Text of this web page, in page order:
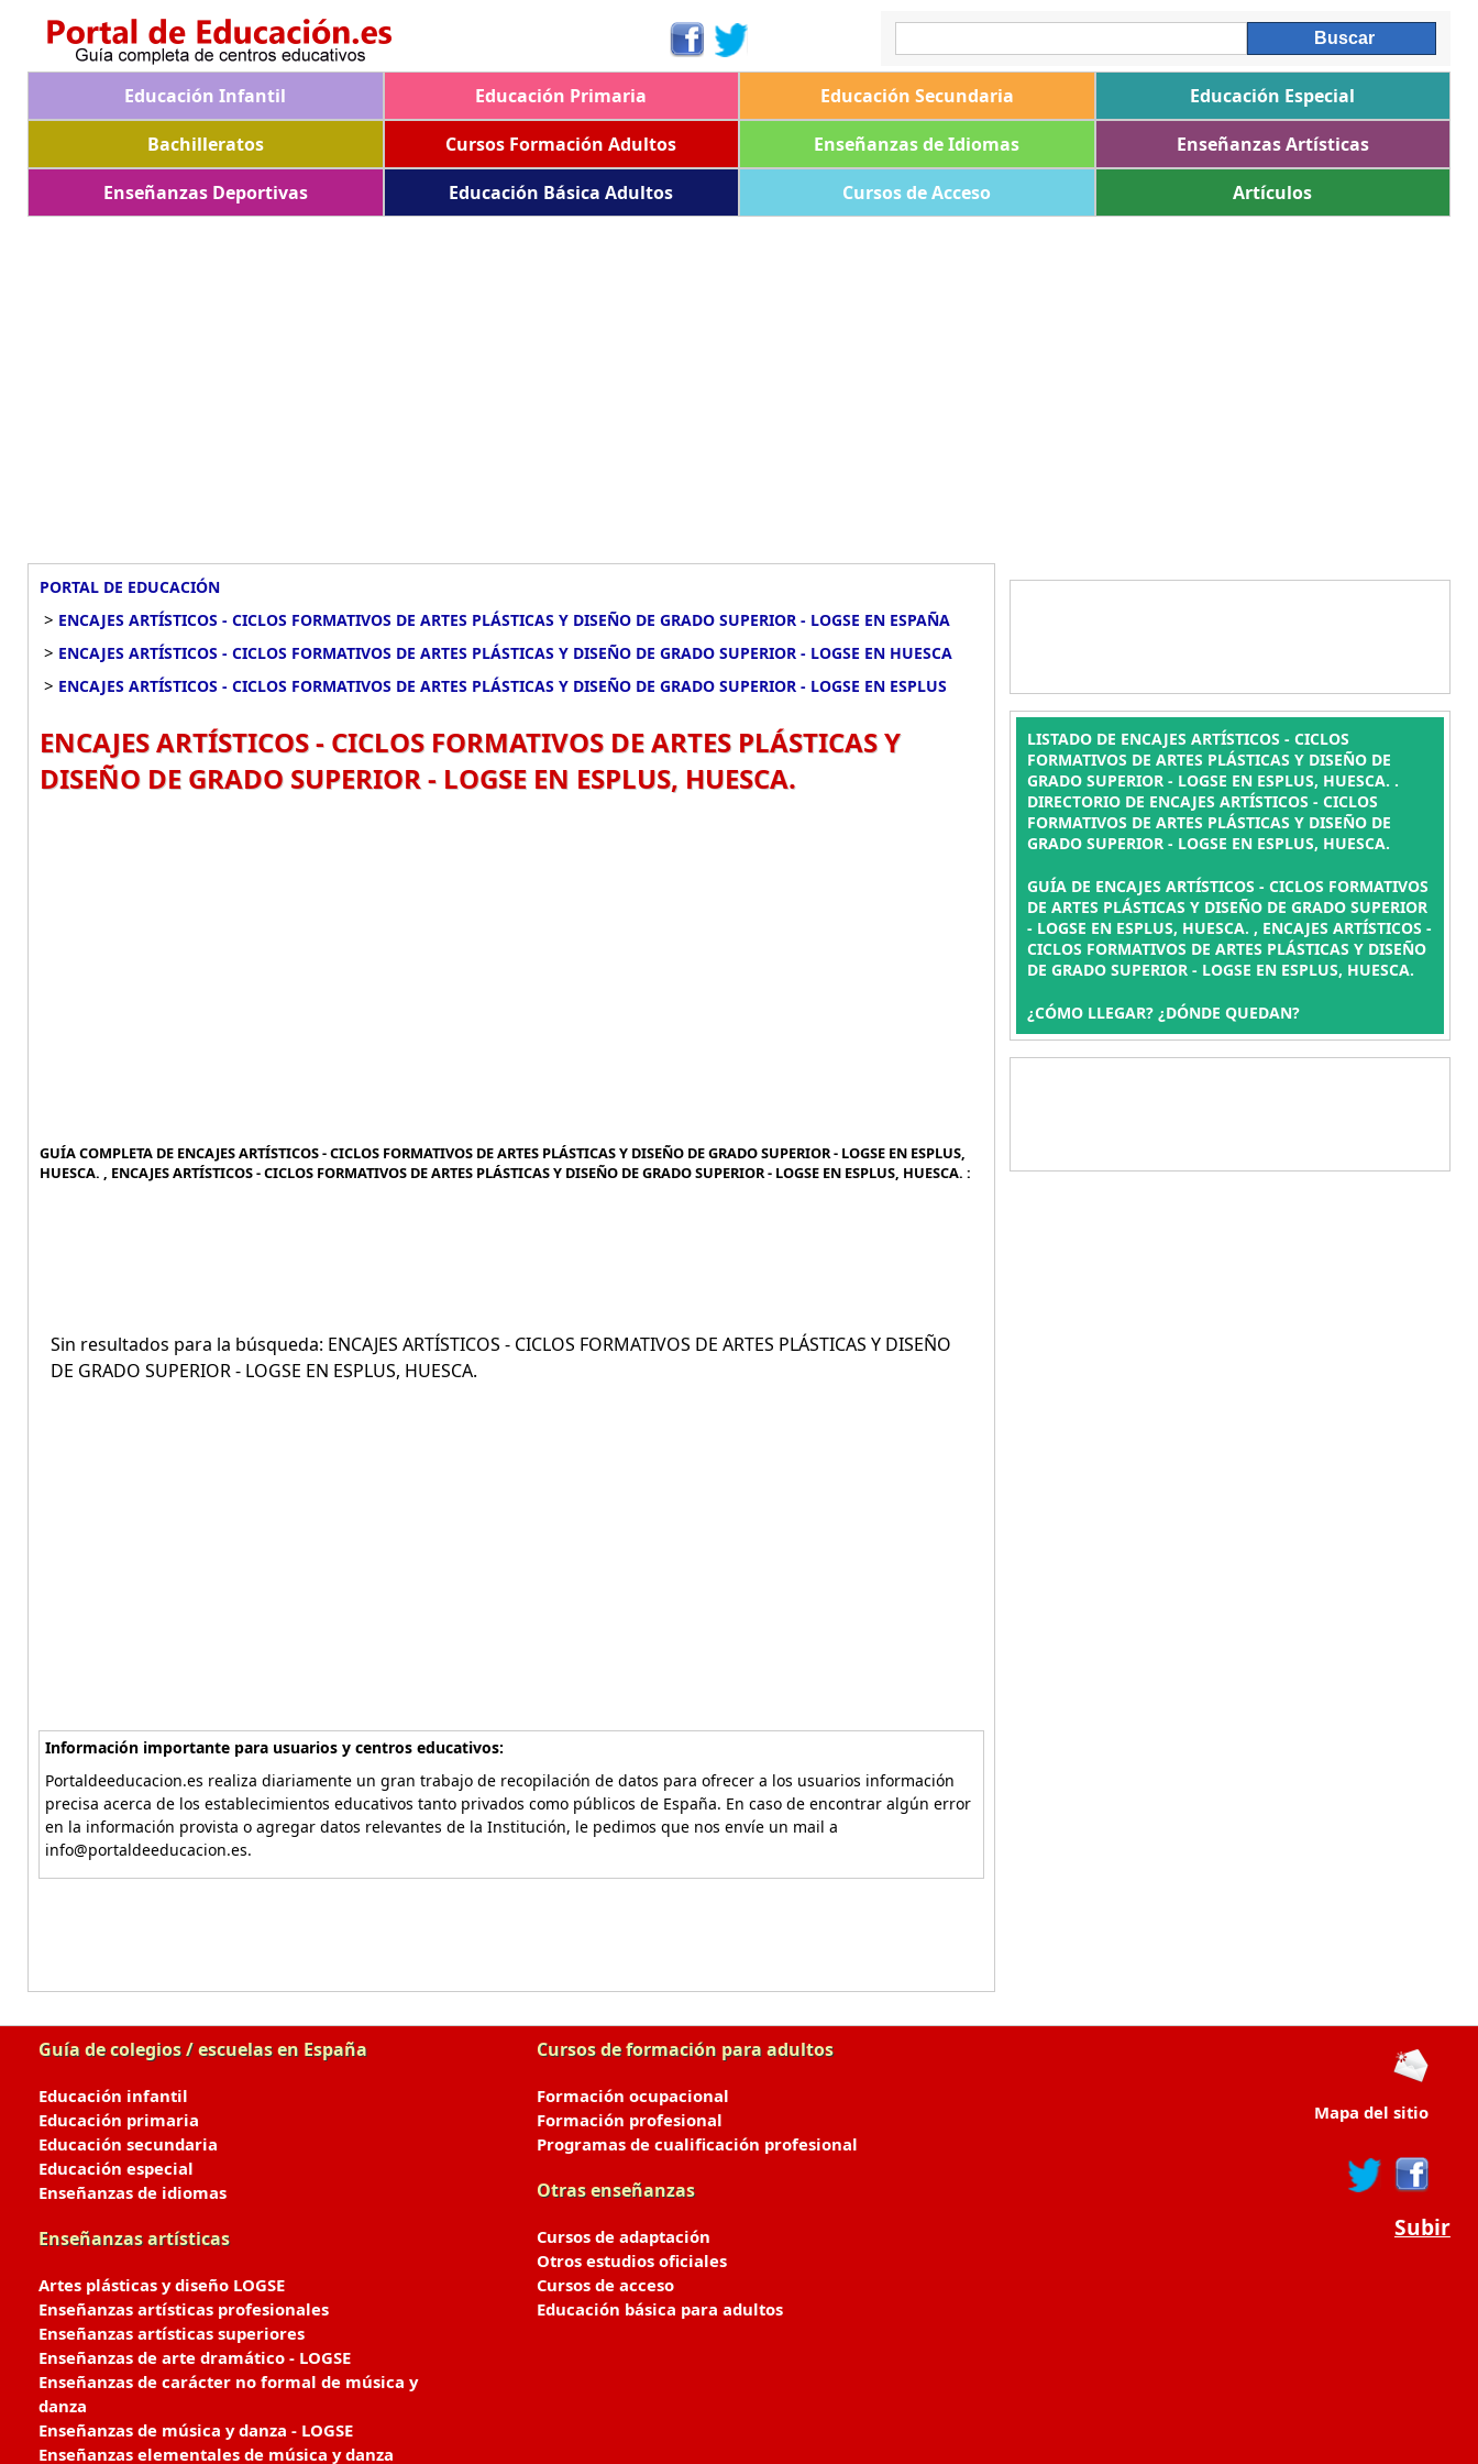
Educación Infantil Educación Primaria Educación Secundaria
Educación Especial
Bachilleratos
Cursos Formación Adultos Enseñanzas de Idiomas
Enseñanzas Artísticas
Enseñanzas Deportivas
Educación Básica Adultos Cursos de Acceso Artículos
PORTAL DE EDUCACIÓN
> ENCAJES ARTÍSTICOS - CICLOS FORMATIVOS DE ARTES PLÁSTICAS Y DISEÑO DE GRADO SUPERIOR - LOGSE EN ESPAÑA
> ENCAJES ARTÍSTICOS - CICLOS FORMATIVOS DE ARTES PLÁSTICAS Y DISEÑO DE GRADO SUPERIOR - LOGSE EN HUESCA
> ENCAJES ARTÍSTICOS - CICLOS FORMATIVOS DE ARTES PLÁSTICAS Y DISEÑO DE GRADO SUPERIOR - LOGSE EN ESPLUS
ENCAJES ARTÍSTICOS - CICLOS FORMATIVOS DE ARTES PLÁSTICAS Y
DISEÑO DE GRADO SUPERIOR - LOGSE EN ESPLUS, HUESCA.
GUÍA COMPLETA DE ENCAJES ARTÍSTICOS - CICLOS FORMATIVOS DE ARTES PLÁSTICAS Y DISEÑO DE GRADO SUPERIOR - LOGSE EN ESPLUS,
HUESCA. , ENCAJES ARTÍSTICOS - CICLOS FORMATIVOS DE ARTES PLÁSTICAS Y DISEÑO DE GRADO SUPERIOR - LOGSE EN ESPLUS, HUESCA. :
Sin resultados para la búsqueda: ENCAJES ARTÍSTICOS - CICLOS FORMATIVOS DE ARTES PLÁSTICAS Y DISEÑO
DE GRADO SUPERIOR - LOGSE EN ESPLUS, HUESCA.
Información importante para usuarios y centros educativos:
Portaldeeducacion.es realiza diariamente un gran trabajo de recopilación de datos para ofrecer a los usuarios información
precisa acerca de los establecimientos educativos tanto privados como públicos de España. En caso de encontrar algún error
en la información provista o agregar datos relevantes de la Institución, le pedimos que nos envíe un mail a
info@portaldeeducacion.es.
LISTADO DE ENCAJES ARTÍSTICOS - CICLOS
FORMATIVOS DE ARTES PLÁSTICAS Y DISEÑO DE
GRADO SUPERIOR - LOGSE EN ESPLUS, HUESCA. .
DIRECTORIO DE ENCAJES ARTÍSTICOS - CICLOS
FORMATIVOS DE ARTES PLÁSTICAS Y DISEÑO DE
GRADO SUPERIOR - LOGSE EN ESPLUS, HUESCA.
GUÍA DE ENCAJES ARTÍSTICOS - CICLOS FORMATIVOS
DE ARTES PLÁSTICAS Y DISEÑO DE GRADO SUPERIOR
- LOGSE EN ESPLUS, HUESCA. , ENCAJES ARTÍSTICOS -
CICLOS FORMATIVOS DE ARTES PLÁSTICAS Y DISEÑO
DE GRADO SUPERIOR - LOGSE EN ESPLUS, HUESCA.
¿CÓMO LLEGAR? ¿DÓNDE QUEDAN?
Guía de colegios / escuelas en España
Educación infantil
Educación primaria
Educación secundaria
Educación especial
Enseñanzas de idiomas
Enseñanzas artísticas
Artes plásticas y diseño LOGSE
Enseñanzas artísticas profesionales
Enseñanzas artísticas superiores
Enseñanzas de arte dramático - LOGSE
Enseñanzas de carácter no formal de música y
danza
Enseñanzas de música y danza - LOGSE
Enseñanzas elementales de música y danza
Cursos de formación para adultos
Formación ocupacional
Formación profesional
Programas de cualificación profesional
Otras enseñanzas
Cursos de adaptación
Otros estudios oficiales
Cursos de acceso
Educación básica para adultos
Mapa del sitio
Subir